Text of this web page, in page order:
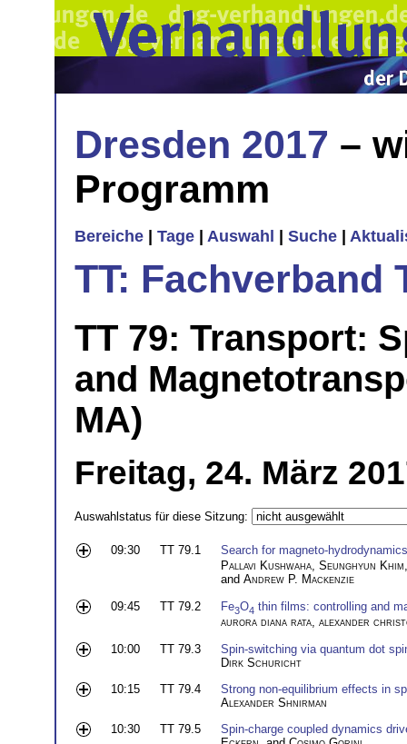
Dresden 2017 –
Programm
Bereiche Tage Auswahl Suche
TT: Fachverband
TT 79: Transport:
and
MA)
Freitag, 24. März
Auswahlstatus für diese Sitzung:
09:30 TT 79.1
Search for magneto-
Pallavi Kushwaha, Seunghyun Khim
and Andrew P. Mackenzie
09:45
TT 79.2 Fe3O4 thin films: controlling and
aurora diana rata, alexander
10:00
TT 79.3
Spin-switching via quantum dot
Dirk Schuricht
10:15
TT 79.4
Strong non-equilibrium effects in
Alexander Shnirman
10:30
TT 79.5
Spin-charge coupled dynamics